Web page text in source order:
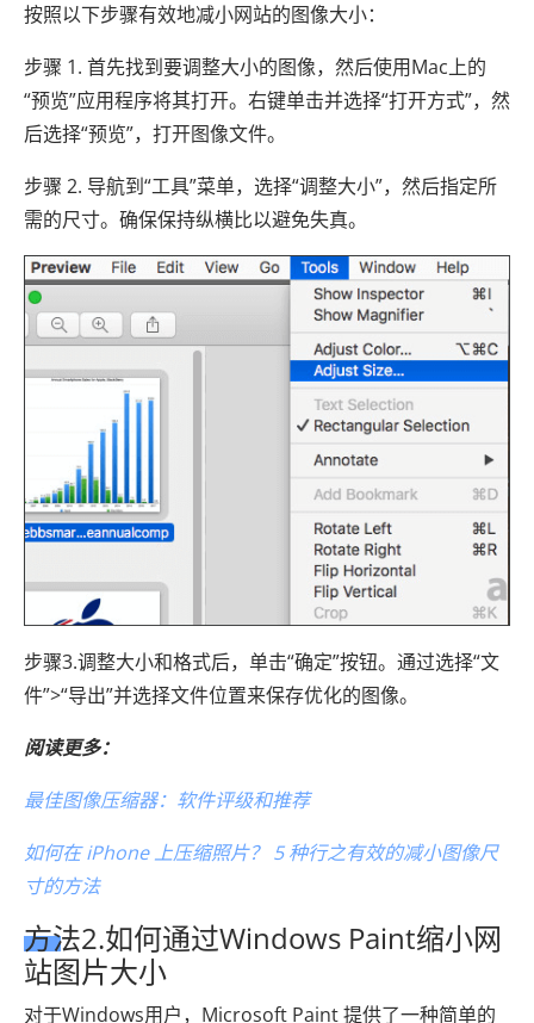
按照以下步骤有效地减小网站的图像大小：
步骤 1. 首先找到要调整大小的图像，然后使用Mac上的
“预览”应用程序将其打开。右键单击并选择“打开方式”，然
后选择“预览”，打开图像文件。
步骤 2. 导航到“工具”菜单，选择“调整大小”，然后指定所
需的尺寸。确保保持纵横比以避免失真。
步骤3.调整大小和格式后，单击“确定”按钮。通过选择“文
件”>“导出”并选择文件位置来保存优化的图像。
阅读更多：
最佳图像压缩器：软件评级和推荐
如何在 iPhone 上压缩照片？ 5 种行之有效的减小图像尺
寸的方法
方法2.如何通过Windows Paint缩小网
站图片大小
对于Windows用户，Microsoft Paint 提供了一种简单的